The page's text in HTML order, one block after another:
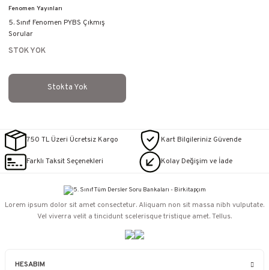
Fenomen Yayınları
5. Sınıf Fenomen PYBS Çıkmış
Sorular
STOK YOK
Stokta Yok
750 TL Üzeri Ücretsiz Kargo Kart Bilgileriniz Güvende
Farklı Taksit Seçenekleri Kolay Değişim ve İade
HESABIM
Lorem ipsum dolor sit amet consectetur. Aliquam non sit massa nibh vulputate.
Vel viverra velit a tincidunt scelerisque tristique amet. Tellus.